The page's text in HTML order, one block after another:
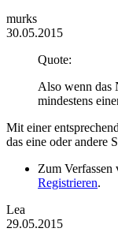
murks
30.05.2015
Quote:
Also wenn das
mindestens
Mit einer
das eine oder andere
Zum
Registrieren.
Lea
29.05.2015